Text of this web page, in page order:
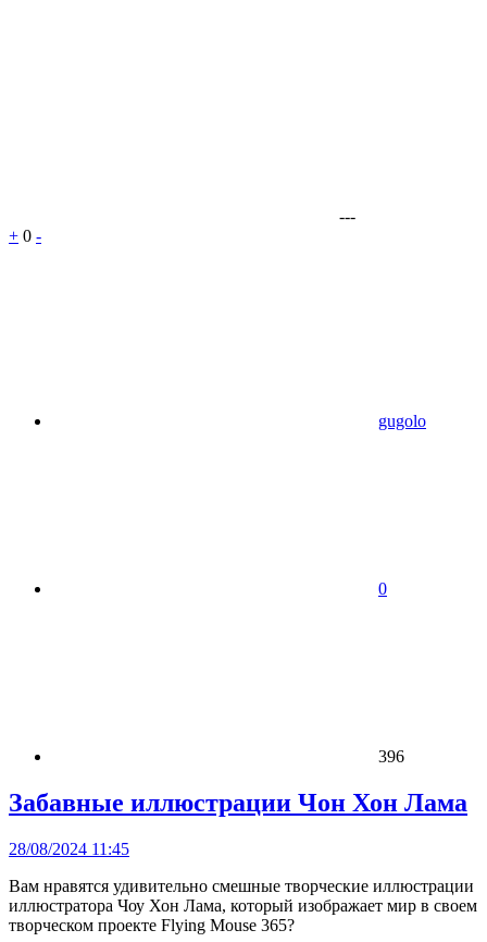
---
+ 0 -
gugolo
0
396
Забавные иллюстрации Чон Хон Лама
28/08/2024 11:45
Вам нравятся удивительно смешные творческие иллюстрации
иллюстратора Чоу Хон Лама, который изображает мир в своем
творческом проекте Flying Mouse 365?